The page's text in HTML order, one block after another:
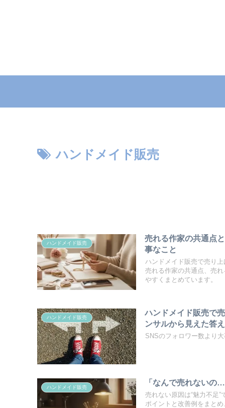
ハンドメイド販売
ハンドメイド販売
売れる作家の共通点
事なこと
ハンドメイド販売で売り
売れる作家の共通点、売
やすくまとめています。
ハンドメイド販売
ハンドメイド販売で
ンサルから見えた答え
SNSのフォロワー数より
ハンドメイド販売
「なんで売れないの
売れない原因は“魅力不足
ポイントと改善例をまと